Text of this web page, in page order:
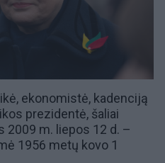
ekonomistė, kadenciją
prezidentė, šaliai
2009 m. liepos 12 d. –
1956 metų kovo 1